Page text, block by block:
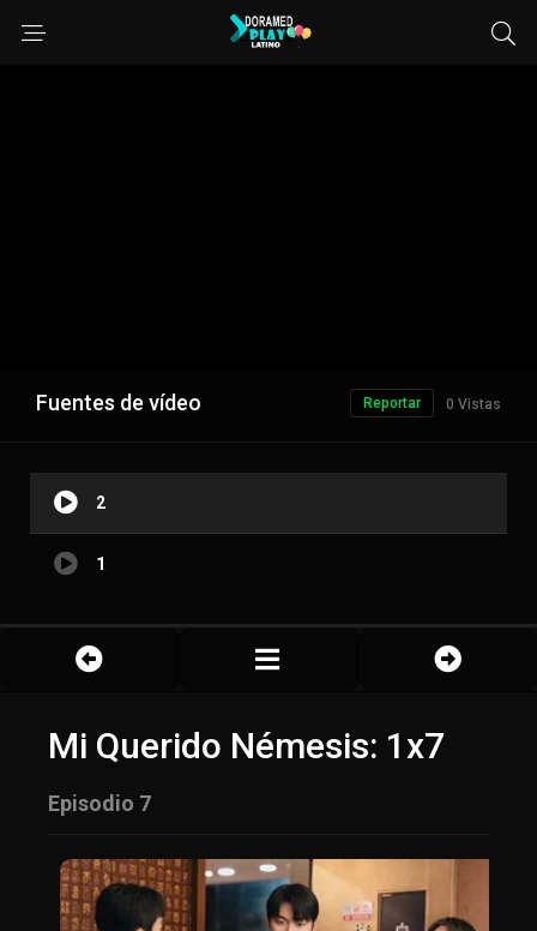
Fuentes de vídeo 0 Vistas
Reportar
2
1
Mi Querido Némesis: 1x7
Episodio 7